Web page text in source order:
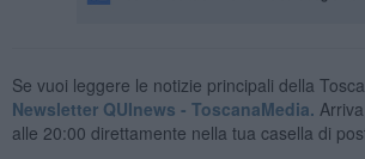
Se vuoi leggere le notizie principali della
Newsletter QUInews - ToscanaMedia.
alle 20:00 direttamente nella tua casella di